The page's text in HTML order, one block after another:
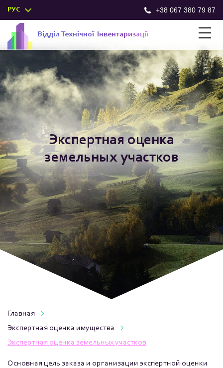
РУС +38 067 380 79 87
ВідділТехнічної Інвентаризації
Экспертная оценка
земельных участков
Главная
Экспертная оценка имущества
Экспертная оценка земельных участков
Основная цель заказа и организации экспертной оценки